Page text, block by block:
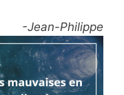
-Jean-Philippe